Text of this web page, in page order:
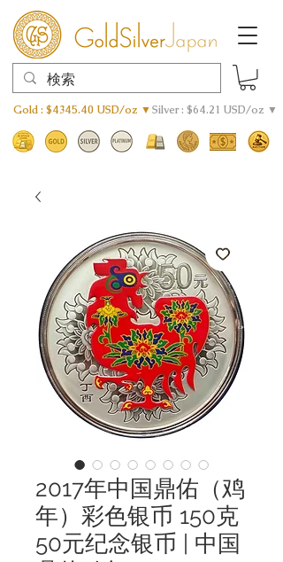
Gold : $4345.40 USD/oz ▼Silver : $64.21 USD/oz ▼
2017年中国鼎佑（鸡
年）彩色银币 150克
50元纪念银币 | 中国